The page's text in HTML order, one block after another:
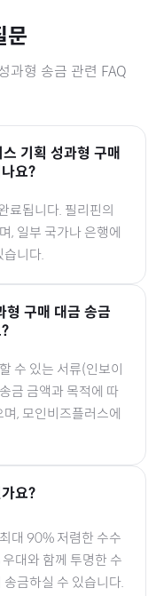
문
과형 송금 관련 FAQ
기획 성과형 구매
요?
료됩니다. 필리핀의
, 일부 국가나 은행에
습니다.
형 구매 대금 송금
수 있는 서류(인보이
금 금액과 목적에 따
, 모인비즈플러스에
요?
대 90% 저렴한 수수
대와 함께 투명한 수
금하실 수 있습니다.